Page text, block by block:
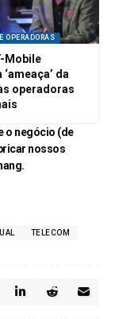
OPERADORAS
Mobile
da
operadoras
o negócio (de
nossos
TELECOM